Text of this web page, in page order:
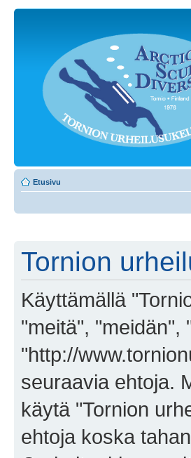
Etusivu
Tornion
Käyttämällä
"meitä", "meidän",
"http://
seuraavia ehtoja.
käytä "Tornion
ehtoja koska